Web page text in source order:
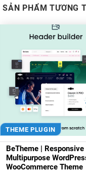
SẢN PHẨM TƯƠNG
THEME PLUGIN
BeTheme | Responsive
Multipurpose
WooCommerce Theme